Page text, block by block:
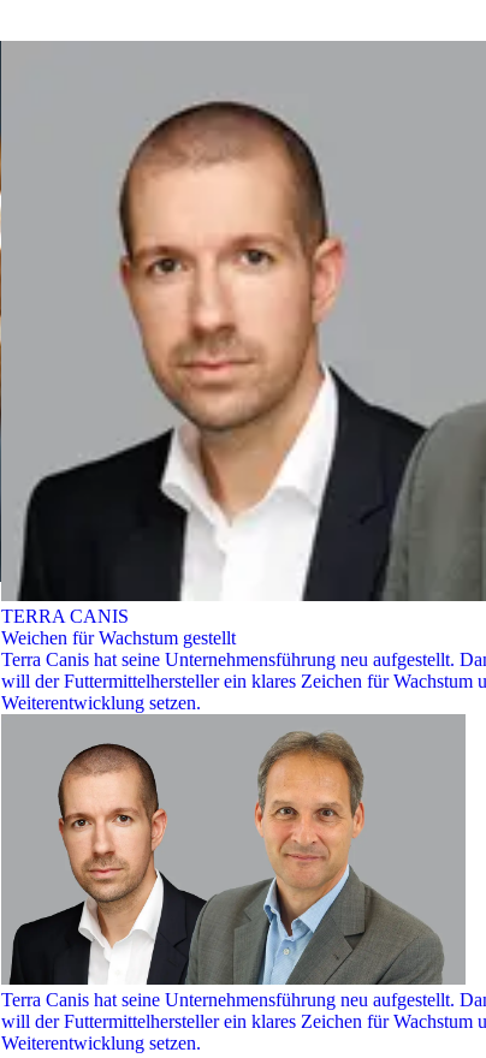
TERRA CANIS
Weichen für Wachstum gestellt
Terra Canis hat seine Unternehmensführung neu aufgestellt.
will der Futtermittelhersteller ein klares Zeichen für Wachstum
Weiterentwicklung setzen.
Terra Canis hat seine Unternehmensführung neu aufgestellt.
will der Futtermittelhersteller ein klares Zeichen für Wachstum
Weiterentwicklung setzen.